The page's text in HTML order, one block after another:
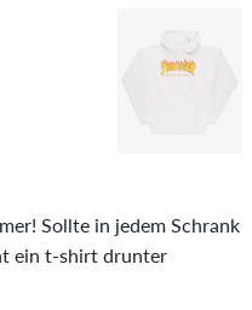
Sollte in jedem Schrank
ein t-shirt drunter